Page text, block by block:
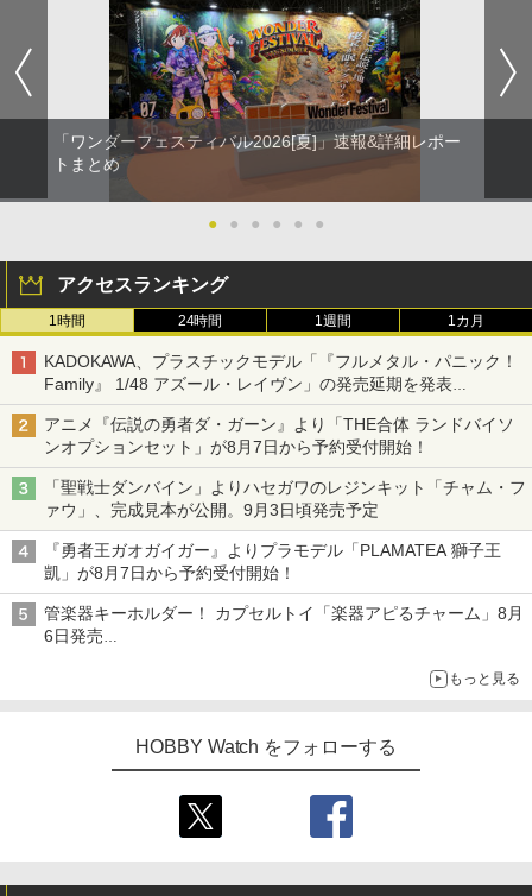
「ワンダーフェスティバル2026[夏]」速報&詳細レポー
トまとめ
● ● ● ● ● ●
アクセスランキング
1時間 24時間 1週間 1カ月
KADOKAWA、プラスチックモデル「『フルメタル・パニック！
Family』 1/48 アズール・レイヴン」の発売延期を発表
8月から9月に延期
アニメ『伝説の勇者ダ・ガーン』より「THE合体 ランドバイソ
ンオプションセット」が8月7日から予約受付開始！
「聖戦士ダンバイン」よりハセガワのレジンキット「チャム・フ
ァウ」、完成見本が公開。9月3日頃発売予定
『勇者王ガオガイガー』よりプラモデル「PLAMATEA 獅子王
凱」が8月7日から予約受付開始！
管楽器キーホルダー！ カプセルトイ「楽器アピるチャーム」8月
6日発売
もっと見る
HOBBY Watch をフォローする